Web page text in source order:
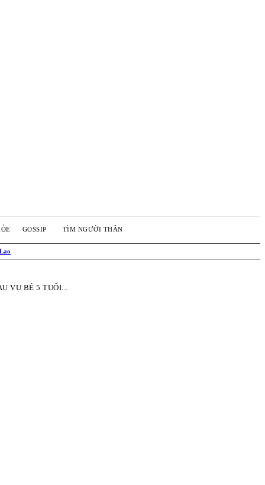
GOSSIP TÌM NGƯỜI THÂN
VỤ BÉ 5 TUỔI...